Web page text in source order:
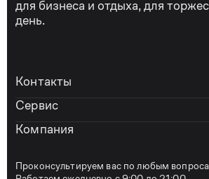
для бизнеса и отдыха, для
день.
Контакты
Сервис
Компания
Проконсультируем вас по любым